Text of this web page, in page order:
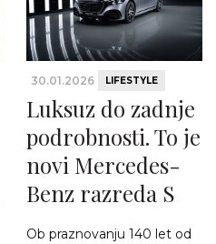
30.01.2026 LIFESTYLE
Luksuz do zadnje
podrobnosti. To je
novi Mercedes-
Benz razreda S
Ob praznovanju 140 let od